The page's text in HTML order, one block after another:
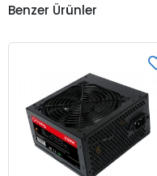
Benzer Ürünler